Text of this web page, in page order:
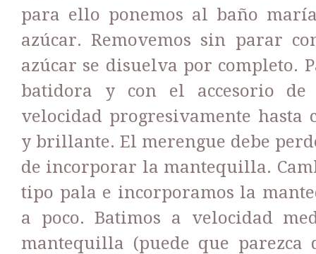
para ello ponemos al baño
azúcar. Removemos sin parar
azúcar se disuelva por completo.
batidora y con el accesorio
velocidad progresivamente
y brillante. El merengue debe
de incorporar la mantequilla.
tipo pala e incorporamos la
a poco. Batimos a velocidad
mantequilla (puede que parezca